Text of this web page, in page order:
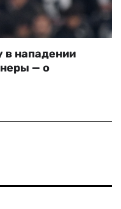
в нападении
— о